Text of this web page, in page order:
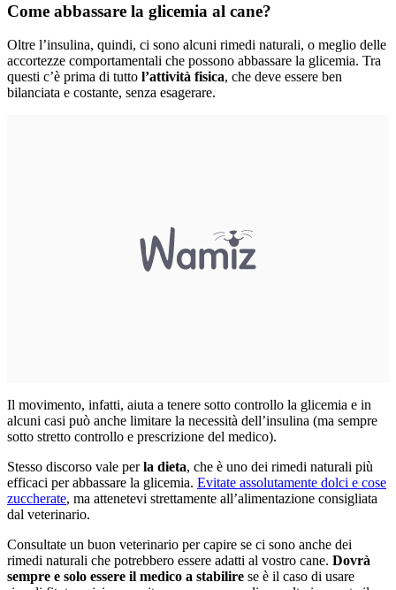
Come abbassare la glicemia al cane?
Oltre l’insulina, quindi, ci sono alcuni rimedi naturali, o meglio delle
accortezze comportamentali che possono abbassare la glicemia. Tra
questi c’è prima di tutto l’attività fisica, che deve essere ben
bilanciata e costante, senza esagerare.
Il movimento, infatti, aiuta a tenere sotto controllo la glicemia e in
alcuni casi può anche limitare la necessità dell’insulina (ma sempre
sotto stretto controllo e prescrizione del medico).
Stesso discorso vale perla dieta, che è uno dei rimedi naturali più
efficaci per abbassare la glicemia. Evitate assolutamente dolci e cose
zuccherate, ma attenetevi strettamente all’alimentazione consigliata
dal veterinario.
Consultate un buon veterinario per capire se ci sono anche dei
rimedi naturali che potrebbero essere adatti al vostro cane. Dovrà
sempre e solo essere il medico a stabilire se è il caso di usare